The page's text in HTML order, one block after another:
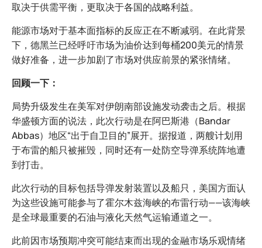
取决于供需平衡，更取决于各国的战略利益。
能源市场对于基本面指标的反应正在不断减弱。在此背景
下，德黑兰已经呼吁市场为油价达到每桶200美元的情景
做好准备，进一步加剧了市场对供应前景的紧张情绪。
回顾一下：
局势升级发生在美军对伊朗南部设施发动袭击之后。根据
华盛顿方面的说法，此次行动是在阿巴斯港（Bandar
Abbas）地区“出于自卫目的”展开。据报道，两艘计划用
于布雷的船只被摧毁，同时还有一处防空导弹系统阵地遭
到打击。
此次行动的目标包括导弹发射装置以及船只，美国方面认
为这些设施可能参与了霍尔木兹海峡的布雷行动——该海峡
是全球最重要的石油与液化天然气运输通道之一。
此前因市场预期冲突可能结束而出现的金融市场乐观情绪